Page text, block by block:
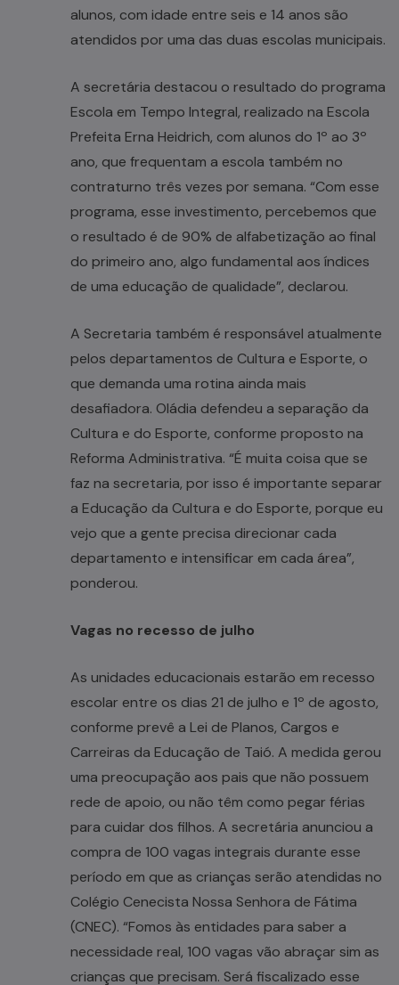
alunos, com idade entre seis e 14 anos são
atendidos por uma das duas escolas municipais.
A secretária destacou o resultado do programa
Escola em Tempo Integral, realizado na Escola
Prefeita Erna Heidrich, com alunos do 1º ao 3º
ano, que frequentam a escola também no
contraturno três vezes por semana. “Com esse
programa, esse investimento, percebemos que
o resultado é de 90% de alfabetização ao final
do primeiro ano, algo fundamental aos índices
de uma educação de qualidade”, declarou.
A Secretaria também é responsável atualmente
pelos departamentos de Cultura e Esporte, o
que demanda uma rotina ainda mais
desafiadora. Oládia defendeu a separação da
Cultura e do Esporte, conforme proposto na
Reforma Administrativa. “É muita coisa que se
faz na secretaria, por isso é importante separar
a Educação da Cultura e do Esporte, porque eu
vejo que a gente precisa direcionar cada
departamento e intensificar em cada área”,
ponderou.
Vagas no recesso de julho
As unidades educacionais estarão em recesso
escolar entre os dias 21 de julho e 1º de agosto,
conforme prevê a Lei de Planos, Cargos e
Carreiras da Educação de Taió. A medida gerou
uma preocupação aos pais que não possuem
rede de apoio, ou não têm como pegar férias
para cuidar dos filhos. A secretária anunciou a
compra de 100 vagas integrais durante esse
período em que as crianças serão atendidas no
Colégio Cenecista Nossa Senhora de Fátima
(CNEC). “Fomos às entidades para saber a
necessidade real, 100 vagas vão abraçar sim as
crianças que precisam. Será fiscalizado esse